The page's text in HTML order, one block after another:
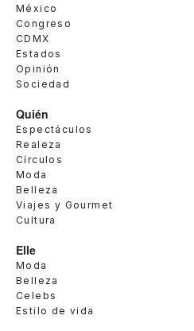
México
Congreso
CDMX
Estados
Opinión
Sociedad
Quién
Espectáculos
Realeza
Círculos
Moda
Belleza
Viajes y Gourmet
Cultura
Elle
Moda
Belleza
Celebs
Estilo de vida